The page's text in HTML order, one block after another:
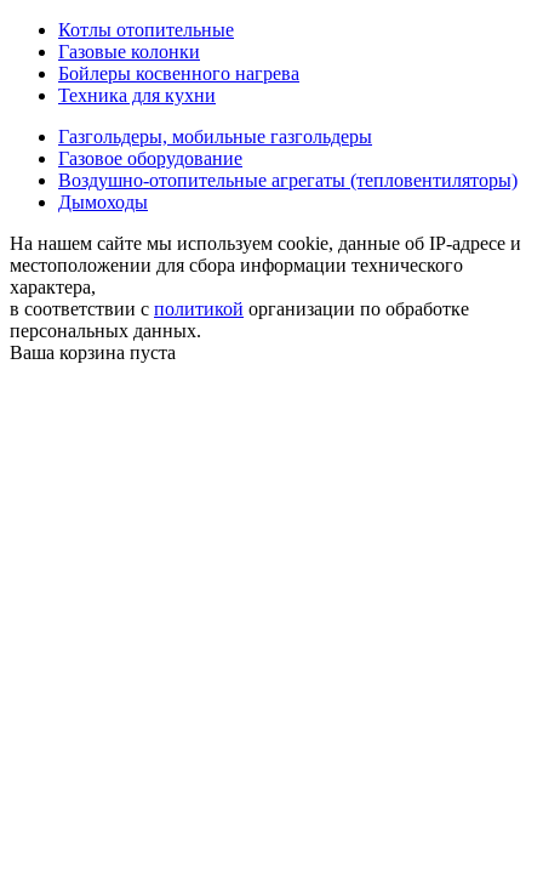
Котлы отопительные
Газовые колонки
Бойлеры косвенного нагрева
Техника для кухни
Газгольдеры, мобильные газгольдеры
Газовое оборудование
Воздушно-отопительные агрегаты (тепловентиляторы)
Дымоходы
На нашем сайте мы используем cookie, данные об IP-адресе и
местоположении для сбора информации технического
характера,
в соответствии с политикой организации по обработке
персональных данных.
Ваша корзина пуста